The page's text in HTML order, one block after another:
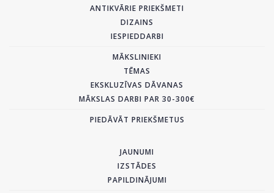
ANTIKVĀRIE PRIEKŠMETI
DIZAINS
IESPIEDDARBI
MĀKSLINIEKI
TĒMAS
EKSKLUZĪVAS DĀVANAS
MĀKSLAS DARBI PAR 30-300€
PIEDĀVĀT PRIEKŠMETUS
JAUNUMI
IZSTĀDES
PAPILDINĀJUMI